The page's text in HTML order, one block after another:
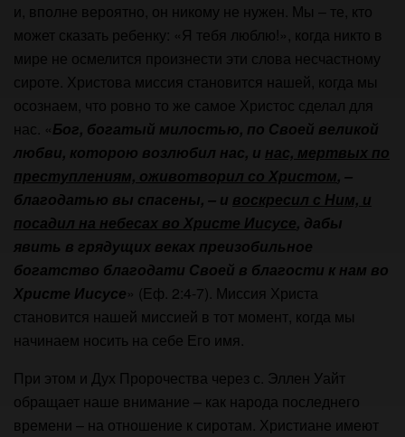
и, вполне вероятно, он никому не нужен. Мы – те, кто
может сказать ребенку: «Я тебя люблю!», когда никто в
мире не осмелится произнести эти слова несчастному
сироте. Христова миссия становится нашей, когда мы
осознаем, что ровно то же самое Христос сделал для
нас. «Бог, богатый милостью, по Своей великой
любви, которою возлюбил нас, и нас, мертвых по
преступлениям, оживотворил со Христом, –
благодатью вы спасены, – и воскресил с Ним, и
посадил на небесах во Христе Иисусе, дабы
явить в грядущих веках преизобильное
богатство благодати Своей в благости к нам во
Христе Иисусе» (Еф. 2:4-7). Миссия Христа
становится нашей миссией в тот момент, когда мы
начинаем носить на себе Его имя.
При этом и Дух Пророчества через с. Эллен Уайт
обращает наше внимание – как народа последнего
времени – на отношение к сиротам. Христиане имеют